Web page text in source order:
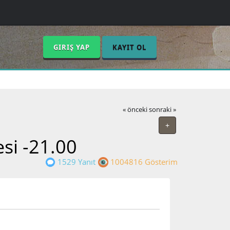
GIRIŞ YAP KAYIT OL
« önceki sonraki »
+
-21.00
1529 Yanıt 1004816 Gösterim